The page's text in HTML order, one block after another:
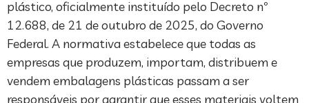
plástico, oficialmente instituído pelo Decreto nº
12.688, de 21 de outubro de 2025, do Governo
Federal. A normativa estabelece que todas as
empresas que produzem, importam, distribuem e
vendem embalagens plásticas passam a ser
responsáveis por garantir que esses materiais voltem